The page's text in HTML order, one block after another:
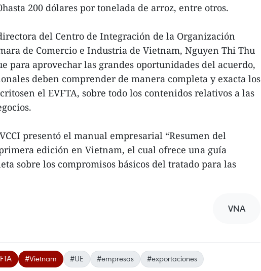
200 dólares por tonelada de arroz, entre otros.
del Centro de Integración de la Organización
de Comercio e Industria de Vietnam, Nguyen Thi Thu
para aprovechar las grandes oportunidades del acuerdo,
deben comprender de manera completa y exacta los
el EVFTA, sobre todo los contenidos relativos a las
presentó el manual empresarial “Resumen del
primera edición en Vietnam, el cual ofrece una guía
sobre los compromisos básicos del tratado para las
VNA
#Vietnam #UE #empresas #exportaciones